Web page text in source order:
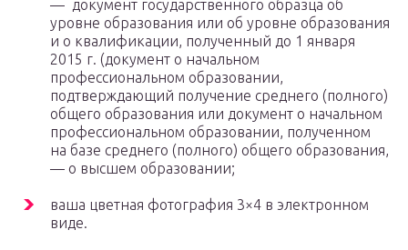
— документ государственного образца об
уровне образования или об уровне образования
и о квалификации, полученный до 1 января
2015 г. (документ о начальном
профессиональном образовании,
подтверждающий получение среднего (полного)
общего образования или документ о начальном
профессиональном образовании, полученном
на базе среднего (полного) общего образования,
— о высшем образовании;
ваша цветная фотография 3×4 в электронном
виде.